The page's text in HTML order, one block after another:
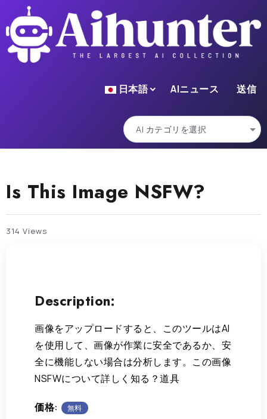
日本語 AIニュース 送信
Is This Image NSFW?
314 Views
Description:
画像をアップロードすると、このツールはAI
を使用して、画像が作業に安全であるか、安
全に機能しない場合は分析します。この画像
NSFWについて詳しく知る？道具
価格: 無料